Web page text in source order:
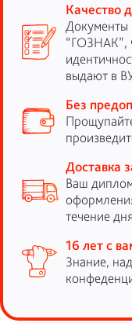
Качество
Документы
“ГОЗНАК”,
выдают в
Без
Доставка
Ваш
течение
16 лет с
Знание,